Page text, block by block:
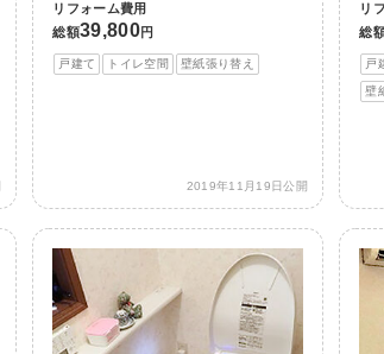
リフォーム費用
総額39,800円
戸建て トイレ空間 壁紙張り替え
2019年11月19日公開
リ
総額
戸
壁